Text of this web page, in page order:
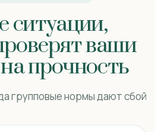
ситуации,
ваши
прочность
групповые нормы дают сбой